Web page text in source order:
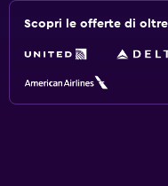
Scopri le offerte di